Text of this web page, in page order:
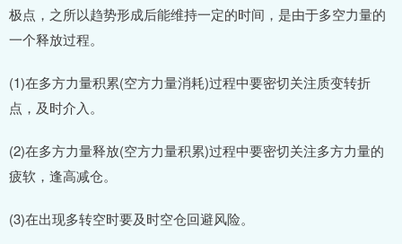
极点，之所以趋势形成后能维持一定的时间，是由于多空力量的
一个释放过程。
(1)在多方力量积累(空方力量消耗)过程中要密切关注质变转折
点，及时介入。
(2)在多方力量释放(空方力量积累)过程中要密切关注多方力量的
疲软，逢高减仓。
(3)在出现多转空时要及时空仓回避风险。